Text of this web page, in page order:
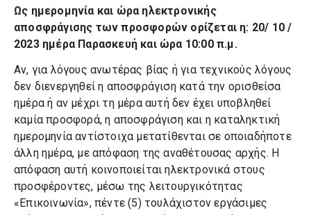
Ως ημερομηνία και ώρα ηλεκτρονικής
αποσφράγισης των προσφορών ορίζεται η: 20/ 10 /
2023 ημέρα Παρασκευή και ώρα 10:00 π.μ.
Αν, για λόγους ανωτέρας βίας ή για τεχνικούς λόγους
δεν διενεργηθεί η αποσφράγιση κατά την ορισθείσα
ημέρα ή αν μέχρι τη μέρα αυτή δεν έχει υποβληθεί
καμία προσφορά, η αποσφράγιση και η καταληκτική
ημερομηνία αντίστοιχα μετατίθενται σε οποιαδήποτε
άλλη ημέρα, με απόφαση της αναθέτουσας αρχής. Η
απόφαση αυτή κοινοποιείται ηλεκτρονικά στους
προσφέροντες, μέσω της λειτουργικότητας
«Επικοινωνία», πέντε (5) τουλάχιστον εργάσιμες